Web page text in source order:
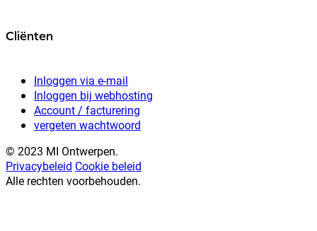
Cliënten
Inloggen via e-mail
Inloggen bij webhosting
Account / facturering
vergeten wachtwoord
© 2023 MI Ontwerpen.
Privacybeleid Cookie beleid
Alle rechten voorbehouden.